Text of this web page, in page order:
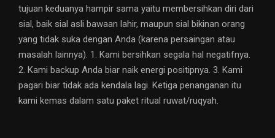
tujuan keduanya hampir sama yaitu membersihkan diri dari
sial, baik sial asli bawaan lahir, maupun sial bikinan orang
yang tidak suka dengan Anda (karena persaingan atau
masalah lainnya). 1. Kami bersihkan segala hal negatifnya.
2. Kami backup Anda biar naik energi positipnya. 3. Kami
pagari biar tidak ada kendala lagi. Ketiga penanganan itu
kami kemas dalam satu paket ritual ruwat/ruqyah.